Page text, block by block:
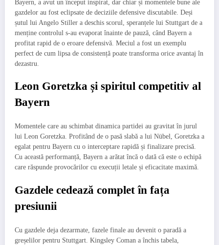
Bayern, a avut un început inspirat, dar chiar și momentele bune ale
gazdelor au fost eclipsate de deciziile defensive discutabile. Deși
șutul lui Angelo Stiller a deschis scorul, speranțele lui Stuttgart de a
menține controlul s-au evaporat înainte de pauză, când Bayern a
profitat rapid de o eroare defensivă. Meciul a fost un exemplu
perfect de cum lipsa de consistență poate transforma orice avantaj în
dezastru.
Leon Goretzka și spiritul competitiv al
Bayern
Momentele care au schimbat dinamica partidei au gravitat în jurul
lui Leon Goretzka. Profitând de o pasă slabă a lui Nübel, Goretzka a
egalat pentru Bayern cu o interceptare rapidă și finalizare precisă.
Cu această performanță, Bayern a arătat încă o dată că este o echipă
care răspunde provocărilor cu execuții letale și eficacitate maximă.
Gazdele cedează complet în fața
presiunii
Cu gazdele deja dezarmate, fazele finale au devenit o paradă a
greșelilor pentru Stuttgart. Kingsley Coman a închis tabela,